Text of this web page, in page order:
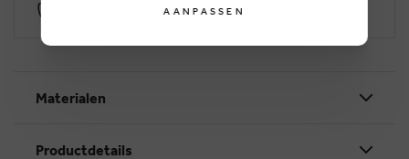
Veilig betalen via Worldline
Materialen
Productdetails
AANPASSEN